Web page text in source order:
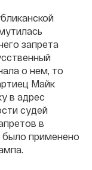
запрета
о нем, то
Майк
в адрес
судей
в
было применено